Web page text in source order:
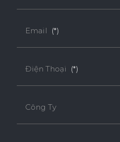
Email (*)
Điện Thoại (*)
Công Ty